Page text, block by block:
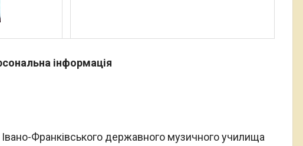
інформація
Франківського державного музичного училища